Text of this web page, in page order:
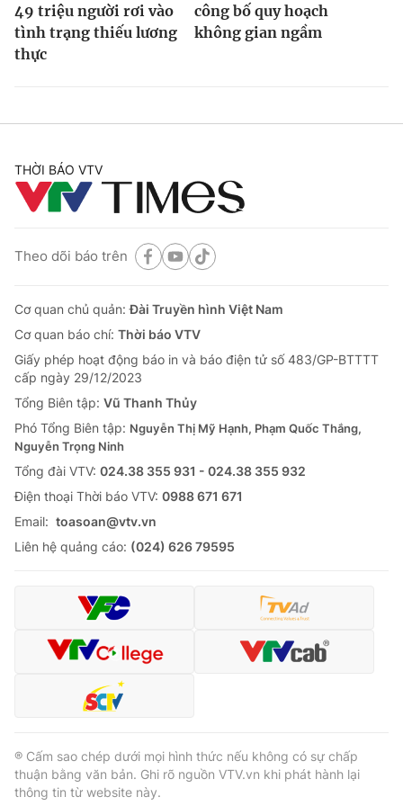
49 triệu người rơi vào
tình trạng thiếu lương
thực
công bố quy hoạch
không gian ngầm
THỜI BÁO VTV
Theo dõi báo trên
Cơ quan chủ quản:Đài Truyền hình Việt Nam
Cơ quan báo chí: Thời báo VTV
Giấy phép hoạt động báo in và báo điện tử số 483/GP-BTTTT
cấp ngày 29/12/2023
Tổng Biên tập: Vũ Thanh Thủy
Phó Tổng Biên tập: Nguyễn Thị Mỹ Hạnh, Phạm Quốc Thắng,
Nguyễn Trọng Ninh
Tổng đài VTV: 024.38 355 931 - 024.38 355 932
Ðiện thoại Thời báo VTV: 0988 671 671
Email: toasoan@vtv.vn
Liên hệ quảng cáo: (024) 626 79595
® Cấm sao chép dưới mọi hình thức nếu không có sự chấp
thuận bằng văn bản. Ghi rõ nguồn VTV.vn khi phát hành lại
thông tin từ website này.